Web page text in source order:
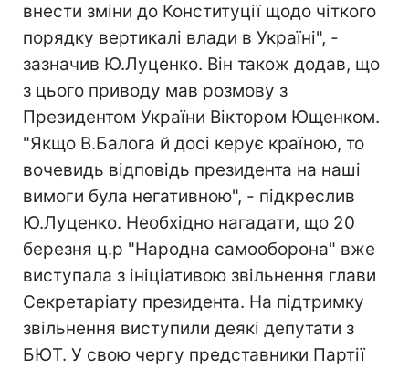
внести зміни до Конституції щодо чіткого
порядку вертикалі влади в Україні", -
зазначив Ю.Луценко. Він також додав, що
з цього приводу мав розмову з
Президентом України Віктором Ющенком.
"Якщо В.Балога й досі керує країною, то
вочевидь відповідь президента на наші
вимоги була негативною", - підкреслив
Ю.Луценко. Необхідно нагадати, що 20
березня ц.р "Народна самооборона" вже
виступала з ініціативою звільнення глави
Секретаріату президента. На підтримку
звільнення виступили деякі депутати з
БЮТ. У свою чергу представники Партії